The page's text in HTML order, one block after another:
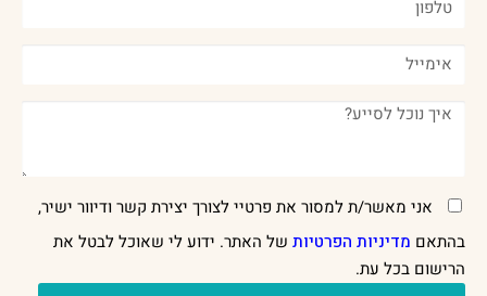
אני מאשר/ת למסור את פרטיי לצורך יצירת קשר ודיוור ישיר,
בהתאם מדיניות הפרטיות של האתר. ידוע לי שאוכל לבטל את
הרישום בכל עת.